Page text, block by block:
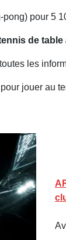
pour 5
de table
les
jouer au